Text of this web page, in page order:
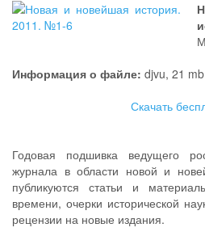
Информация о файле: djvu, 21 mb
Скачать
Годовая подшивка ведущего
журнала в области новой и
публикуются статьи и
времени, очерки исторической
рецензии на новые издания.